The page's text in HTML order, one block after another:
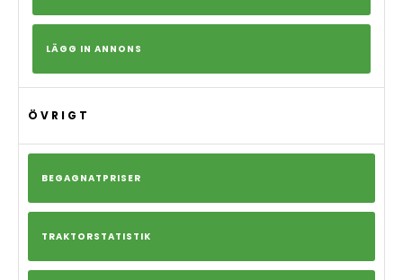
LÄGG IN ANNONS
ÖVRIGT
BEGAGNATPRISER
TRAKTORSTATISTIK